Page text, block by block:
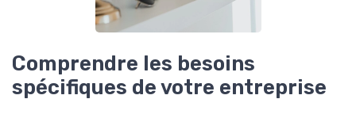
Comprendre les besoins
spécifiques de votre entreprise